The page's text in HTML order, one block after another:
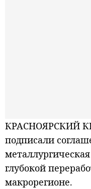
КРАСНОЯРСКИЙ
подписали
глубокой
макрорегионе.